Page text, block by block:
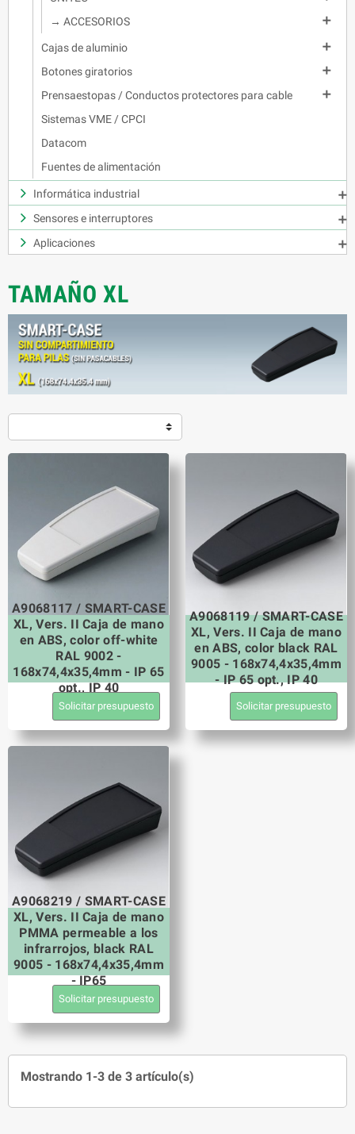
→ ACCESORIOS

Cajas de aluminio

Botones giratorios

Prensaestopas / Conductos protectores para cable

Sistemas VME / CPCI
Datacom
Fuentes de alimentación
Informática industrial

Sensores e interruptores

Aplicaciones

TAMAÑO XL
A9068117 / SMART-CASE
XL, Vers. II Caja de mano
en ABS, color off-white
RAL 9002 -
168x74,4x35,4mm - IP 65
opt., IP 40
Solicitar presupuesto
A9068119 / SMART-CASE
XL, Vers. II Caja de mano
en ABS, color black RAL
9005 - 168x74,4x35,4mm
- IP 65 opt., IP 40
Solicitar presupuesto
A9068219 / SMART-CASE
XL, Vers. II Caja de mano
PMMA permeable a los
infrarrojos, black RAL
9005 - 168x74,4x35,4mm
- IP65
Solicitar presupuesto
Mostrando 1-3 de 3 artículo(s)